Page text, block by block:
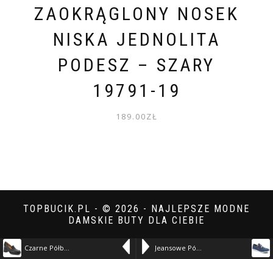
ZAOKRĄGLONY NOSEK
NISKA JEDNOLITA
PODESZ – SZARY
19791-19
189.00ZŁ
Czarne Półbuty Exquisite Eleganckie Skórzane Buty Damskie – czarny 11507-19 Jeansowe Półbuty Artiker Damskie Modne Obuwie – granatowy 11927-B
TOPBUCIK.PL - © 2026 - NAJLEPSZE MODNE
DAMSKIE BUTY DLA CIEBIE